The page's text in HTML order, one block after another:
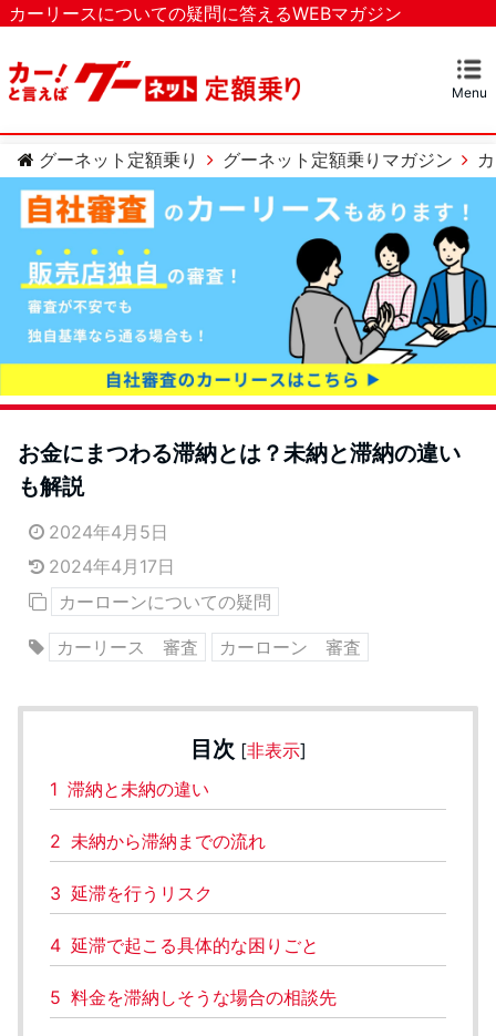
カーリースについての疑問に答えるWEBマガジン
Menu
マガジンTOP
カーリースとは？
ベストなカーリースを探す
カテゴリー
カーリースについての疑問
カーローンについての疑問
車のメンテナンスについての疑問
グーネット定額乗り
グーネット定額乗りマガジン
お金にまつわる滞納とは？未納と滞納の違い
も解説
2024年4月5日
2024年4月17日
カーローンについての疑問
カーリース 審査 カーローン 審査
目次 [非表示]
1 滞納と未納の違い
2 未納から滞納までの流れ
3 延滞を行うリスク
4 延滞で起こる具体的な困りごと
5 料金を滞納しそうな場合の相談先